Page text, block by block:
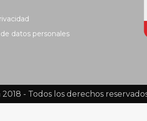
datos personales
- Todos los derechos